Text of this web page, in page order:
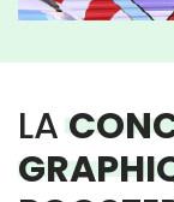
LA